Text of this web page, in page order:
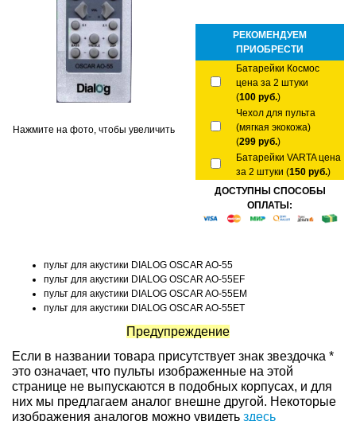
Нажмите на фото, чтобы увеличить
РЕКОМЕНДУЕМ
ПРИОБРЕСТИ
Батарейки Космос
цена за 2 штуки
(100 руб.)
Чехол для пульта
(мягкая экокожа)
(299 руб.)
Батарейки VARTA цена
за 2 штуки (150 руб.)
ДОСТУПНЫ СПОСОБЫ
ОПЛАТЫ:
пульт для акустики DIALOG OSCAR AO-55
пульт для акустики DIALOG OSCAR AO-55EF
пульт для акустики DIALOG OSCAR AO-55EM
пульт для акустики DIALOG OSCAR AO-55ET
Предупреждение
Если в названии товара присутствует знак звездочка *
это означает, что пульты изображенные на этой
странице не выпускаются в подобных корпусах, и для
них мы предлагаем аналог внешне другой. Некоторые
изображения аналогов можно увидеть здесь